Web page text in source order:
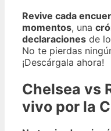
Revive cada
momentos, una
declaraciones de
No te pierdas
¡Descárgala ahora!
Chelsea vs
vivo por la